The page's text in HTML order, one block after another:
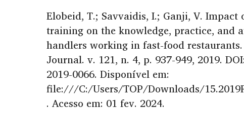
Elobeid, T.; Savvaidis, I.; Ganji, V. Impact
training on the knowledge, practice, and
handlers working in fast-food
Journal. v. 121, n. 4, p. 937-949, 2019.
2019-0066. Disponível em:
file:///C:/Users/TOP/Downloads/
. Acesso em: 01 fev. 2024.